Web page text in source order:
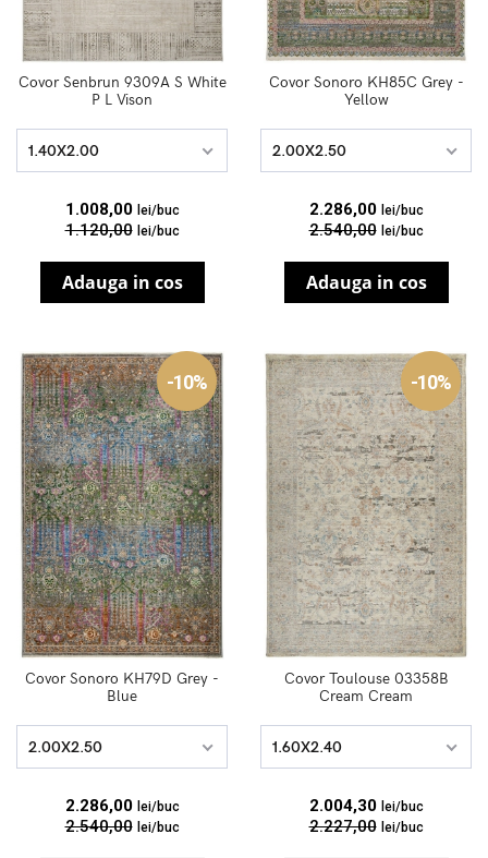
Covor Senbrun 9309A S White
P L Vison
1.40X2.00
1.008,00 lei/buc
1.120,00 lei/buc
Adauga in cos
Covor Sonoro KH85C Grey -
Yellow
2.00X2.50
2.286,00 lei/buc
2.540,00 lei/buc
Adauga in cos
-10%
Covor Sonoro KH79D Grey -
Blue
2.00X2.50
2.286,00 lei/buc
2.540,00 lei/buc
-10%
Covor Toulouse 03358B
Cream Cream
1.60X2.40
2.004,30 lei/buc
2.227,00 lei/buc